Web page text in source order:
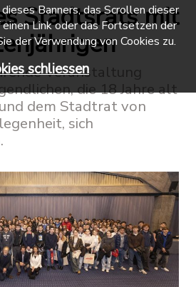
Stadtsrats mit
Veranstaltung
die 18 Jahre alt
dem Stadtrat von
sich
Banners, das Scrollen dieser
Link oder das Fortsetzen der
der Verwendung von Cookies zu.
schliessen